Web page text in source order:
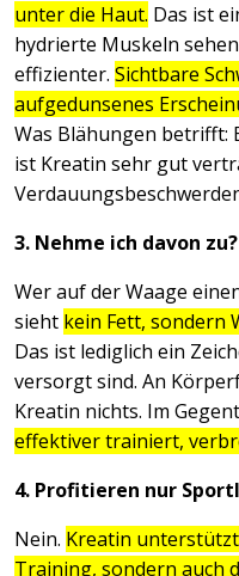
unter die Haut. Das ist
hydrierte Muskeln
effizienter. Sichtbare
aufgedunsenes
Was Blähungen betrifft:
ist Kreatin sehr gut
3. Nehme ich davon zu?
Wer auf der Waage
sieht kein Fett, sondern
Das ist lediglich ein
versorgt sind. An
Kreatin nichts. Im
effektiver trainiert,
4. Profitieren nur
Nein. Kreatin
Training, sondern auch